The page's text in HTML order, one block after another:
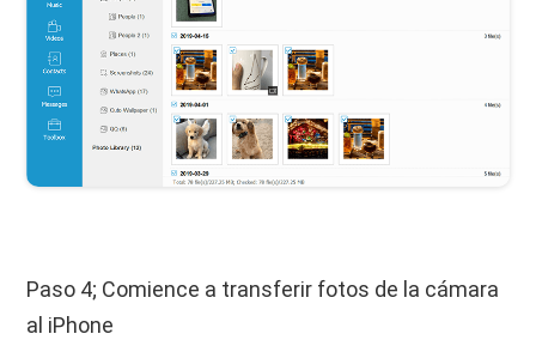
Paso 4; Comience a transferir fotos de la cámara
al iPhone